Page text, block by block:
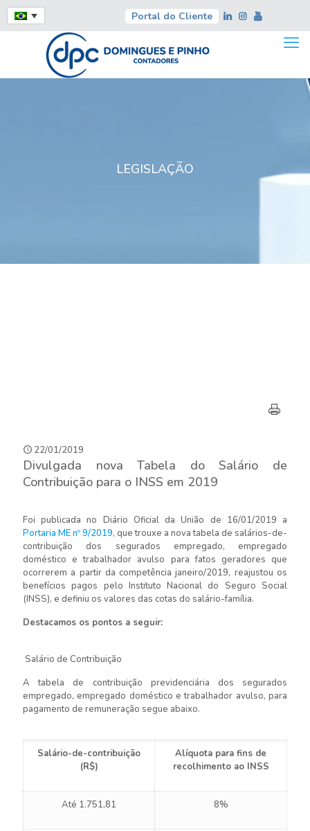
Portal do Cliente
LEGISLAÇÃO
22/01/2019
Divulgada nova Tabela do Salário de
Contribuição para o INSS em 2019
Foi publicada no Diário Oficial da União de 16/01/2019 a
Portaria ME nº 9/2019, que trouxe a nova tabela de salários-de-
contribuição dos segurados empregado, empregado
doméstico e trabalhador avulso para fatos geradores que
ocorrerem a partir da competência janeiro/2019, reajustou os
benefícios pagos pelo Instituto Nacional do Seguro Social
(INSS), e definiu os valores das cotas do salário-família.
Destacamos os pontos a seguir:
Salário de Contribuição
A tabela de contribuição previdenciária dos segurados
empregado, empregado doméstico e trabalhador avulso, para
pagamento de remuneração segue abaixo.
Salário-de-contribuição
(R$)
Alíquota para fins de
recolhimento ao INSS
Até 1.751,81 8%